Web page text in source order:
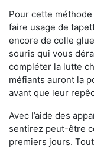
Pour cette méthode
faire usage de
encore de colle
souris qui vous
compléter la lutte
méfiants auront la
avant que leur
Avec l’aide des
sentirez peut-être
premiers jours.